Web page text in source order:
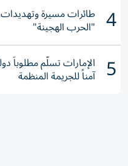
4 طائرات مسيرة
"الحرب الهجينة"
5 الإمارات تسلّم مطلوباً
آمناً للجريمة المنظمة